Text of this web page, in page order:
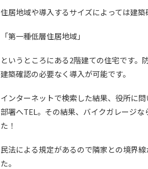
住居地域や導入するサイズによっては建
「第一種低層住居地域」
というところにある2階建ての住宅です。
建築確認の必要なく導入が可能です。
インターネットで検索した結果、役所に
部署へTEL。その結果、バイクガレージ
た！
民法による規定があるので隣家との境界
た。